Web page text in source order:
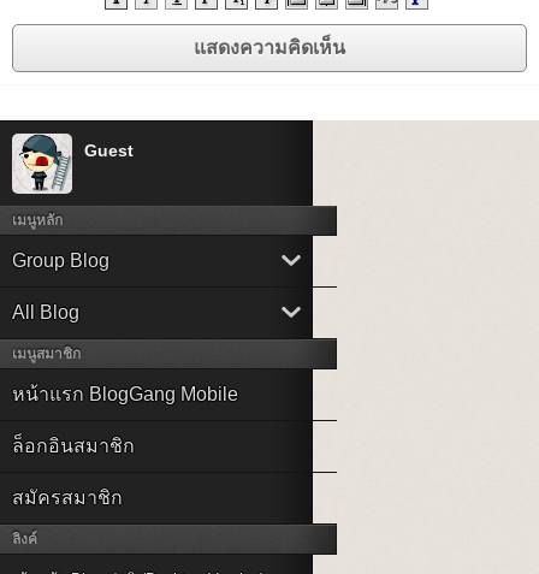
Guest
เมนูหลัก
Group Blog
All Blog
เมนูสมาชิก
หน้าแรก BlogGang Mobile
ล็อกอินสมาชิก
สมัครสมาชิก
ลิงค์